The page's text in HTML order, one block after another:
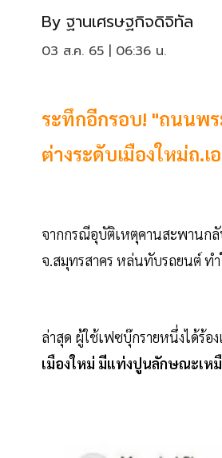
By ฐานเศรษฐกิจดิจิทัล
03 ส.ค. 65 | 06:36 น.
ระทึกอีกรอบ! "ถนนพ
ต่างระดับเมืองใหม่ถ.
จากกรณีอุบัติเหตุคานสะพานกลั
จ.สมุทรสาคร หล่นทับรถยนต์ ท
ล่าสุด ผู้ใช้เฟซบุ๊กรายหนึ่งได้ร้อง
เมืองใหม่ มีแท่งปูนลักษณะเห